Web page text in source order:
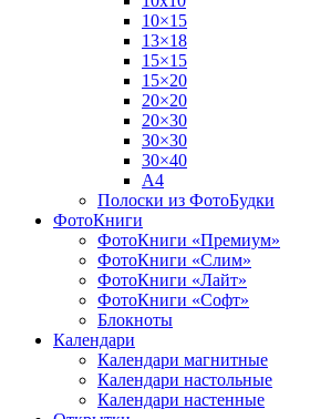
10×15
13×18
15×15
15×20
20×20
20×30
30×30
30×40
A4
Полоски из ФотоБудки
ФотоКниги
ФотоКниги «Премиум»
ФотоКниги «Слим»
ФотоКниги «Лайт»
ФотоКниги «Софт»
Блокноты
Календари
Календари магнитные
Календари настольные
Календари настенные